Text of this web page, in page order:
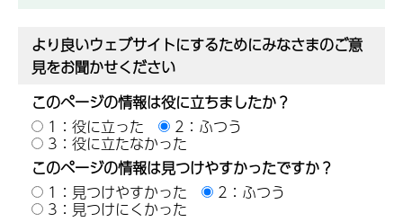
より良いウェブサイトにするためにみなさまのご意
見をお聞かせください
このページの情報は役に立ちましたか？
1：役に立った
2：ふつう
3：役に立たなかった
このページの情報は見つけやすかったですか？
1：見つけやすかった
2：ふつう
3：見つけにくかった